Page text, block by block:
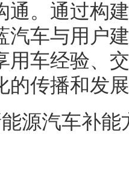
通。通过构
汽车与用户
用车经验、
的传播和发